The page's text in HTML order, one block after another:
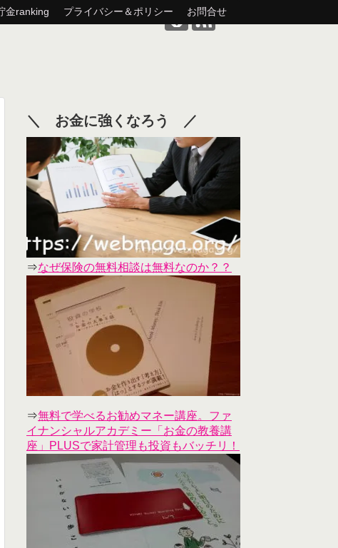
金ranking プライバシー＆ポリシー お問合せ
＼ お金に強くなろう ／
⇒なぜ保険の無料相談は無料なのか？？
⇒無料で学べるお勧めマネー講座。ファ
イナンシャルアカデミー「お金の教養講
座」PLUSで家計管理も投資もバッチリ！